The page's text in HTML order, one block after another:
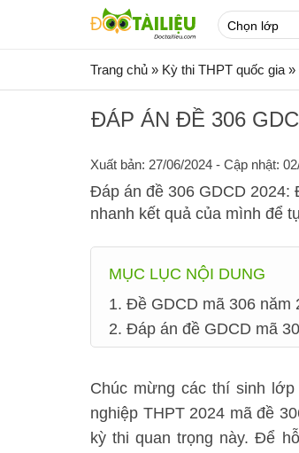
Trang chủ » Kỳ thi THPT quốc gia »
ĐÁP ÁN ĐỀ 306
Xuất bản: 27/06/2024 - Cập nhật:
Đáp án đề 306 GDCD 2024:
nhanh kết quả của mình để
MỤC LỤC NỘI DUNG
1. Đề GDCD mã 306 năm
2. Đáp án đề GDCD mã
Chúc mừng các thí sinh
nghiệp THPT 2024 mã đề
kỳ thi quan trọng này. Để